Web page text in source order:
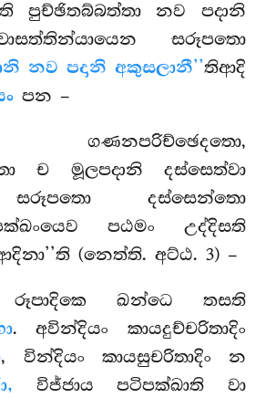
පුච්ඡිතබ්බත්තා නව පදානි
සරූපතො
නව පදානි අකුසලානී’’තිආදි
පන –
ගණනපරිච්ඡෙදතො,
ච මූලපදානි දස්සෙත්වා
දස්සෙන්තො
පඨමං උද්දිසති
(නෙත්ති. අට්ඨ. 3) –
ඛන්ධෙ තසති
. අවින්දියං කායදුච්චරිතාදිං
, වින්දියං කායසුචරිතාදිං න
විජ්ජාය පටිපක්ඛාති වා